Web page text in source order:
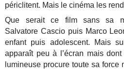
périclitent. Mais le cinéma les
Que serait ce film sans sa
Salvatore Cascio puis Marco
enfant puis adolescent. Mais
apparaît peu à l’écran mais
lumineuse procure toute sa